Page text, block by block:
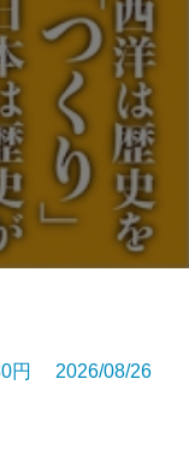
円 2026/08/26